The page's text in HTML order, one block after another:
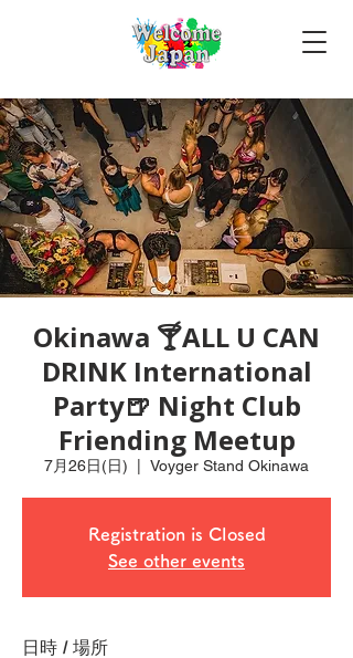
Okinawa 🍸ALL U CAN
DRINK International
Party🍺 Night Club
Friending Meetup
7月26日(日) Voyger Stand Okinawa
Registration is Closed
See other events
日時 / 場所